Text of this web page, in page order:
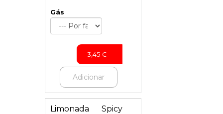
Gás
3,45€
Adicionar
Limonada Spicy